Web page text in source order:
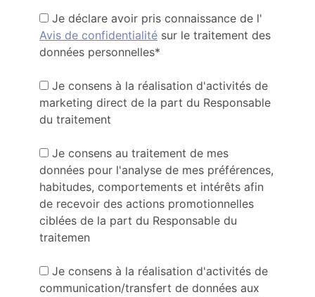
Je déclare avoir pris connaissance de l'
Avis de confidentialité sur le traitement des
données personnelles*
Je consens à la réalisation d'activités de
marketing direct de la part du Responsable
du traitement
Je consens au traitement de mes
données pour l'analyse de mes préférences,
habitudes, comportements et intérêts afin
de recevoir des actions promotionnelles
ciblées de la part du Responsable du
traitemen
Je consens à la réalisation d'activités de
communication/transfert de données aux